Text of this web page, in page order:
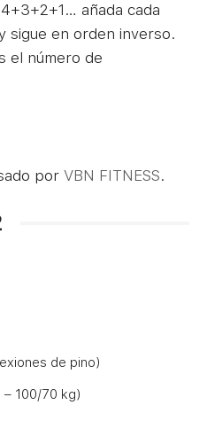
añada cada
sigue en orden inverso.
el número de
porVBN FITNESS.
de pino)
100/70 kg)